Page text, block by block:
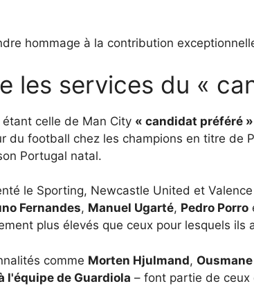
hommage à la contribution
les services du «
celle de Man City « candidat préféré »
du football chez les champions en titre de
Portugal natal.
le Sporting, Newcastle United et
Fernandes, Manuel Ugarté, Pedro Porro
plus élevés que ceux pour lesquels ils
comme Morten Hjulmand,
l'équipe de Guardiola – font partie de